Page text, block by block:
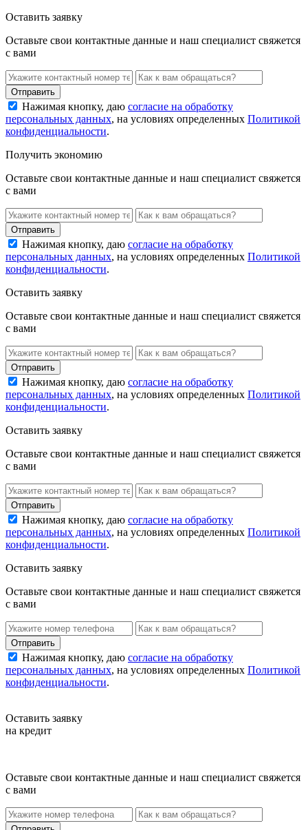
Оставить заявку
Оставьте свои контактные данные и наш специалист свяжется
с вами
Нажимая кнопку, даю согласие на обработку
персональных данных, на условиях определенных Политикой
конфиденциальности.
Получить экономию
Оставьте свои контактные данные и наш специалист свяжется
с вами
Нажимая кнопку, даю согласие на обработку
персональных данных, на условиях определенных Политикой
конфиденциальности.
Оставить заявку
Оставьте свои контактные данные и наш специалист свяжется
с вами
Нажимая кнопку, даю согласие на обработку
персональных данных, на условиях определенных Политикой
конфиденциальности.
Оставить заявку
Оставьте свои контактные данные и наш специалист свяжется
с вами
Нажимая кнопку, даю согласие на обработку
персональных данных, на условиях определенных Политикой
конфиденциальности.
Оставить заявку
Оставьте свои контактные данные и наш специалист свяжется
с вами
Нажимая кнопку, даю согласие на обработку
персональных данных, на условиях определенных Политикой
конфиденциальности.
Оставить заявку
на кредит
Оставьте свои контактные данные и наш специалист свяжется
с вами